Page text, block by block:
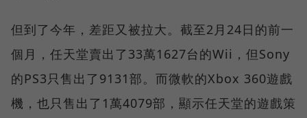
但到了今年，差距又被拉大。截至2月24日的前一
個月，任天堂賣出了33萬1627台的Wii，但Sony
的PS3只售出了9131部。而微軟的Xbox 360遊戲
機，也只售出了1萬4079部，顯示任天堂的遊戲策